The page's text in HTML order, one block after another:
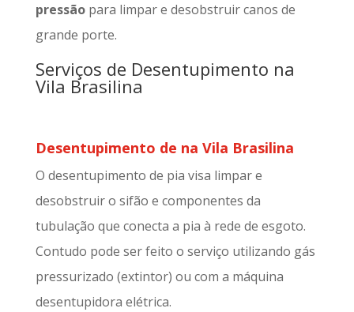
pressãopara limpar e desobstruir canos de
grande porte.
Serviços de Desentupimento na
Vila Brasilina
Desentupimento de na Vila Brasilina
O desentupimento de pia visa limpar e
desobstruir o sifão e componentes da
tubulação que conecta a pia à rede de esgoto.
Contudo pode ser feito o serviço utilizando gás
pressurizado (extintor) ou com a máquina
desentupidora elétrica.